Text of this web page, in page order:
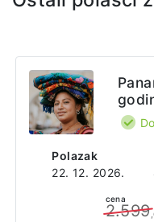
Sajt
Adresa
8VX2+R8Q Finca 43.668
Río Hato
Provincia de Coclé
Panama
Polazak
22. 12. 2026.
cena
2.599